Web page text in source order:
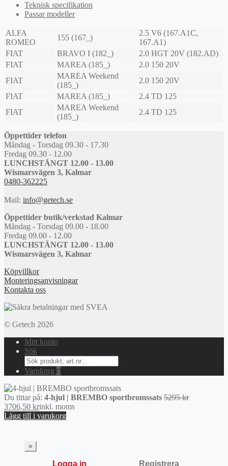
Teknisk specifikation
Passar modeller
ALFA
ROMEO
155 (167_)
2.5 V6 (167.A1C,
167.A1)
FIAT
BRAVO I (182_)
2.0 HGT 20V (182.AD)
FIAT
MAREA (185_)
2.0 150 20V
FIAT
MAREA Weekend
(185_)
2.0 150 20V
FIAT
MAREA (185_)
2.4 TD 125
FIAT
MAREA Weekend
(185_)
2.4 TD 125
Öppettider telefon
Måndag - Torsdag 09.30 - 17.30
Fredag 09.30 - 12.00
LUNCHSTÄNGT 12.00 - 13.00
Wismarsvägen 3, Kalmar
0480-362225
Mail: info@getech.se
Öppettider butik/verkstad Kalmar
Måndag - Torsdag 09.00 - 18.00
Fredag 09.00 - 12.00
LUNCHSTÄNGT 12.00 - 13.00
Wismarsvägen 3, Kalmar
Köpvillkor
Monteringsanvisningar
Kontakta oss
© Getech 2026
Mitt konto
Sök
Search
for:
Varukorg 0
Du tittar på: 4-hjul | BREMBO sportbromssats 5295krDet
3706,50 krDet
nuvarande
inkl. moms
Lägg till i varukorg
×
Logga in Registrera